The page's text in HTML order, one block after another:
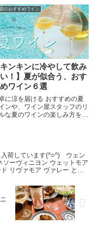
の最上級ブランドに位置して
す。確かな品質・手頃な価格
評のあるボーグルが自信をも
リリースしているボーグル...
のおすすめワイン
キンキンに冷やして飲み
！】夏が似合う、おす
ワイン６選
に涼を届ける おすすめの夏
ンや、ワイン屋スタッフのリ
な夏のワインの楽しみ方をシ
入荷しています(^○^) ウェン
ソーヴィニヨン ウェットモア
リヴァモア ヴァレー とア